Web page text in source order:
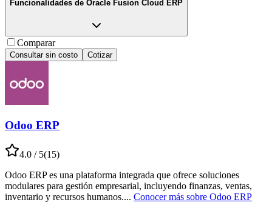
Funcionalidades de Oracle Fusion Cloud ERP
Comparar
Consultar sin costo Cotizar
Odoo ERP
4.0 / 5(15)
Odoo ERP es una plataforma integrada que ofrece soluciones
modulares para gestión empresarial, incluyendo finanzas, ventas,
inventario y recursos humanos.... Conocer más sobre Odoo ERP